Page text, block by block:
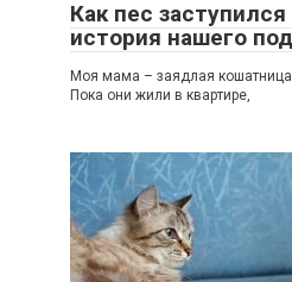
Как пес заступился
история нашего
Моя мама – заядлая
Пока они жили в квартире,